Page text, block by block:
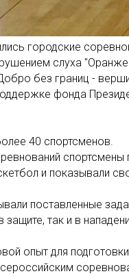
городские
слуха
без границ -
фонда
40 спортсменов.
спортсмены
и показывали
поставленные
защите, так и в
опыт для подготовки